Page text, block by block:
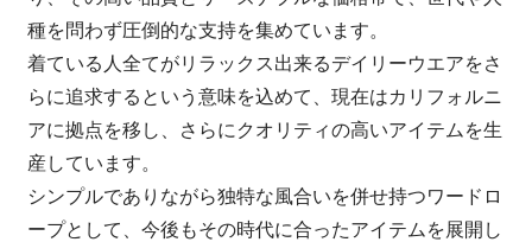
種を問わず圧倒的な支持を集めています。
着ている人全てがリラックス出来るデイリーウエアをさ
らに追求するという意味を込めて、現在はカリフォルニ
アに拠点を移し、さらにクオリティの高いアイテムを生
産しています。
シンプルでありながら独特な風合いを併せ持つワードロ
ープとして、今後もその時代に合ったアイテムを展開し